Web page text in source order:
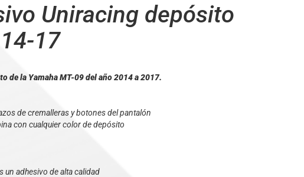
Uniracing depósito
17
de la Yamaha MT-09 del año 2014 a 2017.
de cremalleras y botones del pantalón
con cualquier color de depósito
un adhesivo de alta calidad